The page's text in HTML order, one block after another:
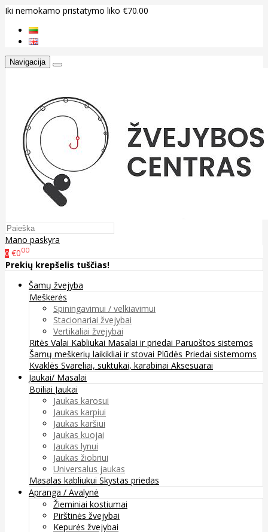
Iki nemokamo pristatymo liko €70.00
Navigacija
Mano paskyra
0 €000
Prekių krepšelis tuščias!
Šamų žvejyba
Meškerės
Spiningavimui / velkiavimui
Stacionariai žvejybai
Vertikaliai žvejybai
Ritės Valai Kabliukai Masalai ir priedai Paruoštos sistemos
Šamų meškerių laikikliai ir stovai Plūdės Priedai sistemoms
Kvaklės Svareliai, suktukai, karabinai Aksesuarai
Jaukai/ Masalai
Boiliai Jaukai
Jaukas karosui
Jaukas karpiui
Jaukas karšiui
Jaukas kuojai
Jaukas lynui
Jaukas žiobriui
Universalus jaukas
Masalas kabliukui Skystas priedas
Apranga / Avalynė
Žieminiai kostiumai
Pirštinės žvejybai
Kepurės žvejybai